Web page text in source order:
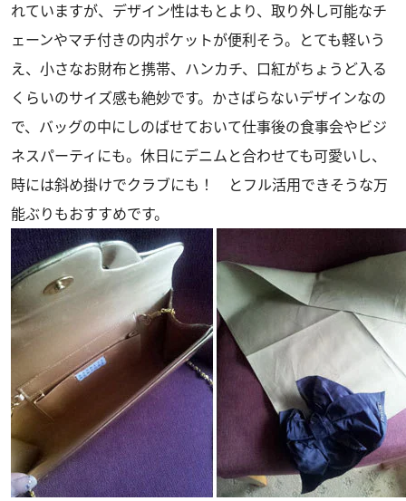
れていますが、デザイン性はもとより、取り外し可能なチ
ェーンやマチ付きの内ポケットが便利そう。とても軽いう
え、小さなお財布と携帯、ハンカチ、口紅がちょうど入る
くらいのサイズ感も絶妙です。かさばらないデザインなの
で、バッグの中にしのばせておいて仕事後の食事会やビジ
ネスパーティにも。休日にデニムと合わせても可愛いし、
時には斜め掛けでクラブにも！ とフル活用できそうな万
能ぶりもおすすめです。